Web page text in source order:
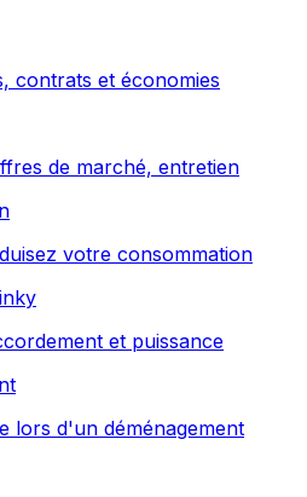
contrats et économies
de marché, entretien
votre consommation
et puissance
lors d'un déménagement